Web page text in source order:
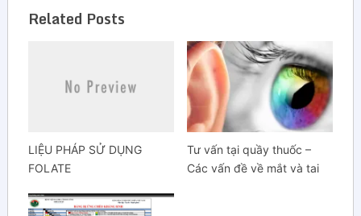
Related Posts
LIỆU PHÁP SỬ DỤNG
FOLATE
Tư vấn tại quầy thuốc –
Các vấn đề về mắt và tai